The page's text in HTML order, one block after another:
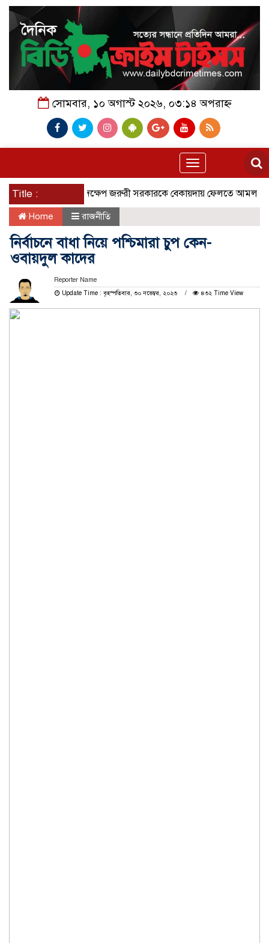
সোমবার, ১০ অগাস্ট ২০২৬, ০৩:১৪ অপরাহ্ন
Toggle
navigation
Title :সংস্থার পদক্ষেপ জরুরী সরকারকে বেকায়দায় ফেলতে আমলা ও গুপ্ত
Home রাজনীতি
নির্বাচনে বাধা নিয়ে পশ্চিমারা চুপ কেন-
ওবায়দুল কাদের
Reporter Name
Update Time : বৃহস্পতিবার, ৩০ নভেম্বর, ২০২৩
৪৩২ Time View